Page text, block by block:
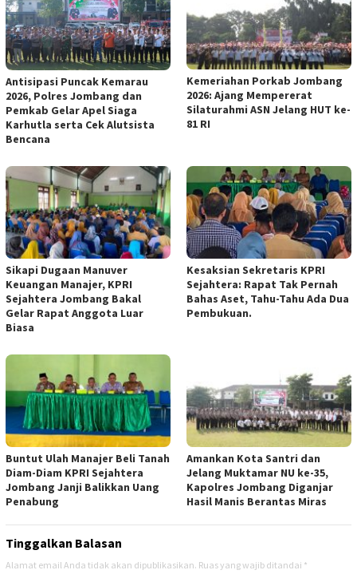
Antisipasi Puncak Kemarau
2026, Polres Jombang dan
Pemkab Gelar Apel Siaga
Karhutla serta Cek Alutsista
Bencana
Kemeriahan Porkab Jombang
2026: Ajang Mempererat
Silaturahmi ASN Jelang HUT ke-
81 RI
Sikapi Dugaan Manuver
Keuangan Manajer, KPRI
Sejahtera Jombang Bakal
Gelar Rapat Anggota Luar
Biasa
Kesaksian Sekretaris KPRI
Sejahtera: Rapat Tak Pernah
Bahas Aset, Tahu-Tahu Ada Dua
Pembukuan.
Buntut Ulah Manajer Beli Tanah
Diam-Diam KPRI Sejahtera
Jombang Janji Balikkan Uang
Penabung
Amankan Kota Santri dan
Jelang Muktamar NU ke-35,
Kapolres Jombang Diganjar
Hasil Manis Berantas Miras
Tinggalkan Balasan
Alamat email Anda tidak akan dipublikasikan. Ruas yang wajib ditandai *